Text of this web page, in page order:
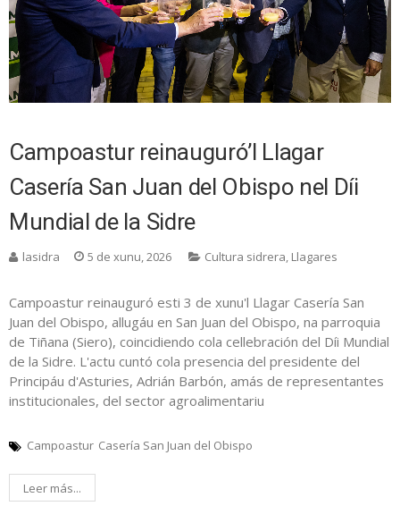
Campoastur reinauguró’l Llagar
Casería San Juan del Obispo nel Díi
Mundial de la Sidre
lasidra 5 de xunu, 2026 Cultura sidrera Llagares
Campoastur reinauguró esti 3 de xunu'l Llagar Casería San
Juan del Obispo, allugáu en San Juan del Obispo, na parroquia
de Tiñana (Siero), coincidiendo cola cellebración del Díi Mundial
de la Sidre. L'actu cuntó cola presencia del presidente del
Principáu d'Asturies, Adrián Barbón, amás de representantes
institucionales, del sector agroalimentariu
Campoastur Casería San Juan del Obispo
Leer más...